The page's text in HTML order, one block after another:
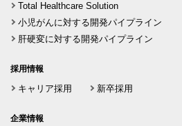
Total Healthcare Solution
小児がんに対する開発パイプライン
肝硬変に対する開発パイプライン
採用情報
キャリア採用 新卒採用
企業情報